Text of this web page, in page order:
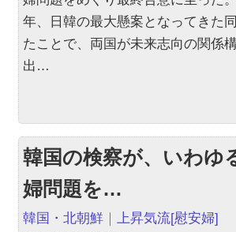
年、日韓の最大懸案となってきた
たことで、両国が未来志向の関係
出…
韓国の検察が、いわゆ
婦問題を…
韓国・北朝鮮 ｜上昇気流[慰安婦]